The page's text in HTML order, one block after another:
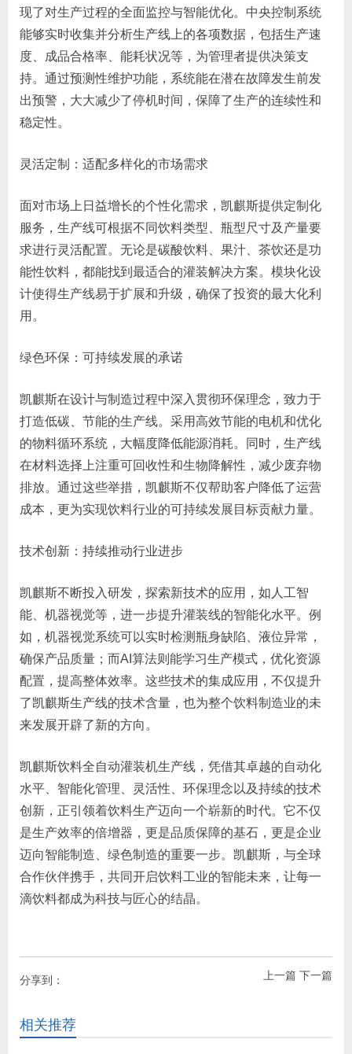
现了对生产过程的全面监控与智能优化。中央控制系统
能够实时收集并分析生产线上的各项数据，包括生产速
度、成品合格率、能耗状况等，为管理者提供决策支
持。通过预测性维护功能，系统能在潜在故障发生前发
出预警，大大减少了停机时间，保障了生产的连续性和
稳定性。
灵活定制：适配多样化的市场需求
面对市场上日益增长的个性化需求，凯麒斯提供定制化
服务，生产线可根据不同饮料类型、瓶型尺寸及产量要
求进行灵活配置。无论是碳酸饮料、果汁、茶饮还是功
能性饮料，都能找到最适合的灌装解决方案。模块化设
计使得生产线易于扩展和升级，确保了投资的最大化利
用。
绿色环保：可持续发展的承诺
凯麒斯在设计与制造过程中深入贯彻环保理念，致力于
打造低碳、节能的生产线。采用高效节能的电机和优化
的物料循环系统，大幅度降低能源消耗。同时，生产线
在材料选择上注重可回收性和生物降解性，减少废弃物
排放。通过这些举措，凯麒斯不仅帮助客户降低了运营
成本，更为实现饮料行业的可持续发展目标贡献力量。
技术创新：持续推动行业进步
凯麒斯不断投入研发，探索新技术的应用，如人工智
能、机器视觉等，进一步提升灌装线的智能化水平。例
如，机器视觉系统可以实时检测瓶身缺陷、液位异常，
确保产品质量；而AI算法则能学习生产模式，优化资源
配置，提高整体效率。这些技术的集成应用，不仅提升
了凯麒斯生产线的技术含量，也为整个饮料制造业的未
来发展开辟了新的方向。
凯麒斯饮料全自动灌装机生产线，凭借其卓越的自动化
水平、智能化管理、灵活性、环保理念以及持续的技术
创新，正引领着饮料生产迈向一个崭新的时代。它不仅
是生产效率的倍增器，更是品质保障的基石，更是企业
迈向智能制造、绿色制造的重要一步。凯麒斯，与全球
合作伙伴携手，共同开启饮料工业的智能未来，让每一
滴饮料都成为科技与匠心的结晶。
上一篇 下一篇
分享到：
相关推荐